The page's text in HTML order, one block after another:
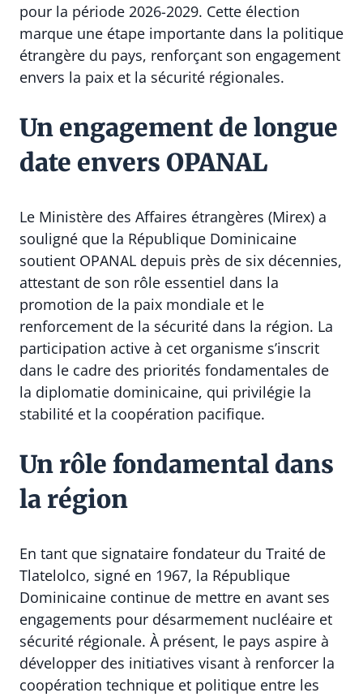
pour la période 2026-2029. Cette élection
marque une étape importante dans la politique
étrangère du pays, renforçant son engagement
envers la paix et la sécurité régionales.
Un engagement de longue
date envers OPANAL
Le Ministère des Affaires étrangères (Mirex) a
souligné que la République Dominicaine
soutient OPANAL depuis près de six décennies,
attestant de son rôle essentiel dans la
promotion de la paix mondiale et le
renforcement de la sécurité dans la région. La
participation active à cet organisme s’inscrit
dans le cadre des priorités fondamentales de
la diplomatie dominicaine, qui privilégie la
stabilité et la coopération pacifique.
Un rôle fondamental dans
la région
En tant que signataire fondateur du Traité de
Tlatelolco, signé en 1967, la République
Dominicaine continue de mettre en avant ses
engagements pour désarmement nucléaire et
sécurité régionale. À présent, le pays aspire à
développer des initiatives visant à renforcer la
coopération technique et politique entre les